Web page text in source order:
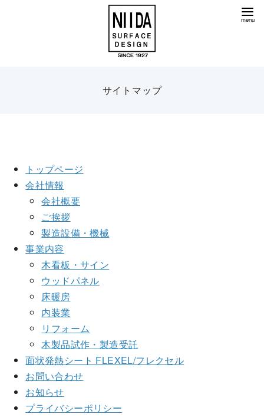
サイトマップ
トップページ
会社情報
会社概要
ご挨拶
製造設備・機械
事業内容
木看板・サイン
ウッドパネル
床暖房
内装業
リフォーム
木製品試作・製造受託
面状発熱シート FLEXEL/フレクセル
お問い合わせ
お知らせ
プライバシーポリシー